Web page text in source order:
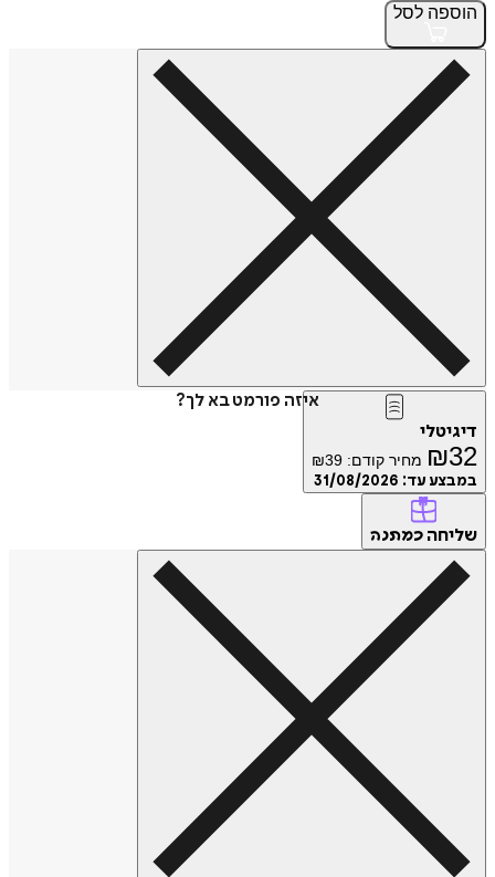
לסל
איזה פורמט בא לך?
₪ מחיר קודם: ₪39
עד:31/08/2026
כמתנה